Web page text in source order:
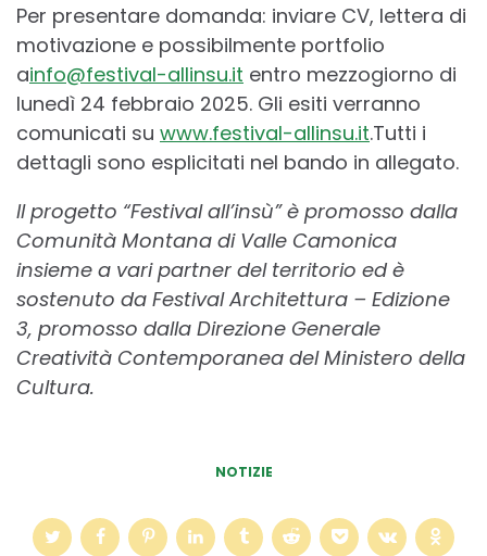
Per presentare domanda: inviare CV, lettera di
motivazione e possibilmente portfolio
ainfo@festival-allinsu.it entro mezzogiorno di
lunedì 24 febbraio 2025. Gli esiti verranno
comunicati su www.festival-allinsu.it.Tutti i
dettagli sono esplicitati nel bando in allegato.
Il progetto “Festival all’insù” è promosso dalla
Comunità Montana di Valle Camonica
insieme a vari partner del territorio ed è
sostenuto da Festival Architettura – Edizione
3, promosso dalla Direzione Generale
Creatività Contemporanea del Ministero della
Cultura.
NOTIZIE